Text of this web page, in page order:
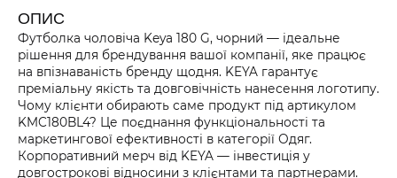
ОПИС
Футболка чоловіча Keya 180 G, чорний — ідеальне
рішення для брендування вашої компанії, яке працює
на впізнаваність бренду щодня. KEYA гарантує
преміальну якість та довговічність нанесення логотипу.
Чому клієнти обирають саме продукт під артикулом
KMC180BL4? Це поєднання функціональності та
маркетингової ефективності в категорії Одяг.
Корпоративний мерч від KEYA — інвестиція у
довгострокові відносини з клієнтами та партнерами.